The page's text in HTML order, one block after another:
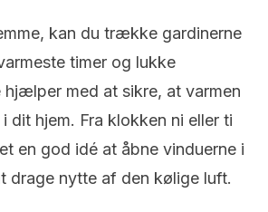
kan du trække gardinerne
timer og lukke
hjælper med at sikre, at varmen
dit hjem. Fra klokken ni eller ti
en god idé at åbne vinduerne i
drage nytte af den kølige luft.